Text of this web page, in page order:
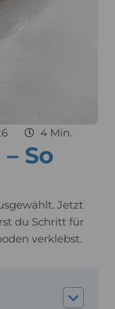
So
4 Min.
Jetzt
du Schritt für
verklebst.